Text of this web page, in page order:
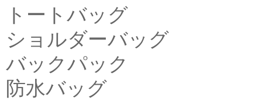
トートバッグ
ショルダーバッグ
バックパック
防水バッグ